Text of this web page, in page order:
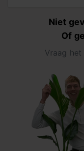
Niet
Of
Vraag